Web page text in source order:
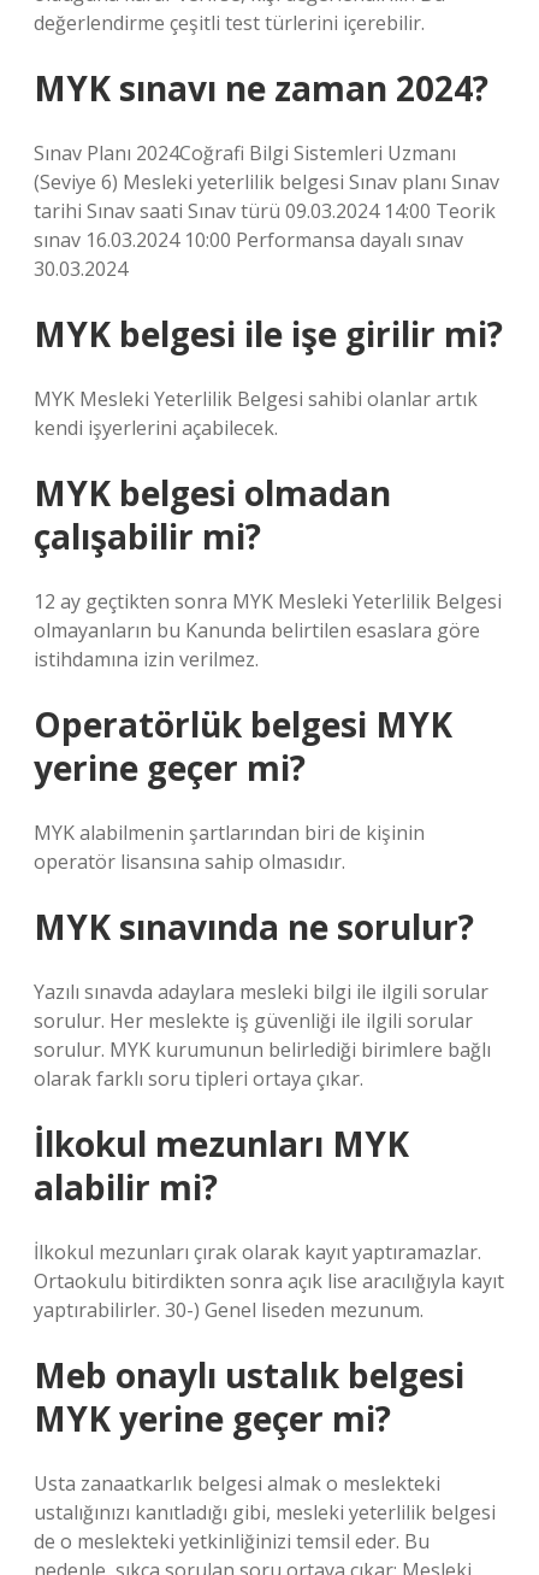
değerlendirme çeşitli test türlerini içerebilir.
MYK sınavı ne zaman 2024?
Sınav Planı 2024Coğrafi Bilgi Sistemleri Uzmanı
(Seviye 6) Mesleki yeterlilik belgesi Sınav planı Sınav
tarihi Sınav saati Sınav türü 09.03.2024 14:00 Teorik
sınav 16.03.2024 10:00 Performansa dayalı sınav
30.03.2024
MYK belgesi ile işe girilir mi?
MYK Mesleki Yeterlilik Belgesi sahibi olanlar artık
kendi işyerlerini açabilecek.
MYK belgesi olmadan
çalışabilir mi?
12 ay geçtikten sonra MYK Mesleki Yeterlilik Belgesi
olmayanların bu Kanunda belirtilen esaslara göre
istihdamına izin verilmez.
Operatörlük belgesi MYK
yerine geçer mi?
MYK alabilmenin şartlarından biri de kişinin
operatör lisansına sahip olmasıdır.
MYK sınavında ne sorulur?
Yazılı sınavda adaylara mesleki bilgi ile ilgili sorular
sorulur. Her meslekte iş güvenliği ile ilgili sorular
sorulur. MYK kurumunun belirlediği birimlere bağlı
olarak farklı soru tipleri ortaya çıkar.
İlkokul mezunları MYK
alabilir mi?
İlkokul mezunları çırak olarak kayıt yaptıramazlar.
Ortaokulu bitirdikten sonra açık lise aracılığıyla kayıt
yaptırabilirler. 30-) Genel liseden mezunum.
Meb onaylı ustalık belgesi
MYK yerine geçer mi?
Usta zanaatkarlık belgesi almak o meslekteki
ustalığınızı kanıtladığı gibi, mesleki yeterlilik belgesi
de o meslekteki yetkinliğinizi temsil eder. Bu